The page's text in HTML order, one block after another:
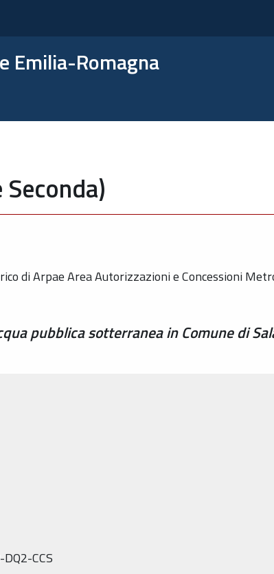
Emilia-Romagna
di Arpae Area Autorizzazioni e Concessioni
pubblica sotterranea in Comune di
CCS